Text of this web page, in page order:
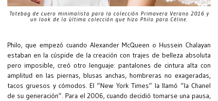
Totebag de cuero minimalista para la colección Primavera Verano 2016 y
un look de la última colección que hizo Philo para Céline.
Philo, que empezó cuando Alexander McQueen o Hussein Chalayan
estaban en la cúspide de la creación con trajes de belleza absoluta
pero imposible, creó otro lenguaje: pantalones de cintura alta con
amplitud en las piernas, blusas anchas, hombreras no exageradas,
tacos gruesos y cómodos. El “New York Times” la llamó “la Chanel
de su generación”. Para el 2006, cuando decidió tomarse una pausa,